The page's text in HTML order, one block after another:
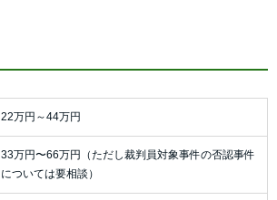
22万円～44万円
33万円〜66万円（ただし裁判員対象事件の否認事件
については要相談）